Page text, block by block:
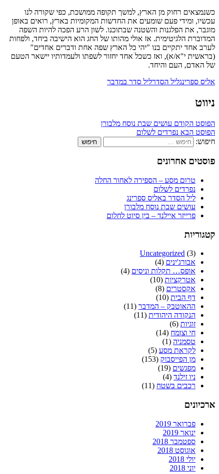
כשנמצאים רחוק מן הארץ, למשך תקופה ממושכת, כפי שקורה לנו
עכשיו, ומידי פעם שומעים את החדשות המקומיות בארץ, רואים באופן
מוגבר, את הפלגנות והשטנה שבתוכנו. לשון הרע הפכה להיות השפה
המדוברת הלגיטימית. אז אולי מהותו של החג הוא הישיבה ביחד, ולפחות
לערב אחד יתקיים בנו "יהי כל הארץ שפה אחת ודברים אחדים"
(בראשית י"א/א), ואז כשכל אחד יחזור לשפתו ולעמדותיו יישאר הטעם
של האדם, העם והיחד.
אליס ספרינגליל הסדרליל סדר במדבר
ניווט
הפוסט הקודם עושים שבת נוסח מלבורן
הפוסט הבא נפרדים לשלום
חיפוש:
פוסטים אחרונים
טרום מסע – הספירה לאחור החלה
נפרדים לשלום
ליל הסדר באליס ספרינג
עושים שבת נוסח מלבורן
פרייזר איילנד – בין סיוט לחלום
קטגוריות
Uncategorized (3)
אבורג'ינים (4)
אופס… תקלות וניסים (4)
אטרקציות (10)
אקסטרים (8)
דף הבית (10)
ההאוטבק – המדבר (11)
הנקודה היהודית (11)
זוגיות (6)
חי וצומח (14)
טסמניה (1)
לקראת מסע (5)
מן הפייסבוק (153)
מפגשים (19)
ניו זילנד (4)
רכבים בשטח (11)
ארכיונים
פברואר 2019
ינואר 2019
ספטמבר 2018
אוגוסט 2018
יולי 2018
יוני 2018